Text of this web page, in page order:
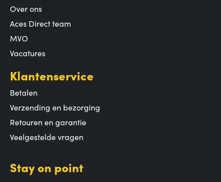
Over ons
Aces Direct team
MVO
Vacatures
Klantenservice
Betalen
Verzending en bezorging
Retouren en garantie
Veelgestelde vragen
Stay on point